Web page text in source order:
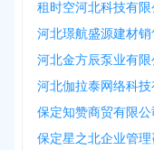
租时空河北科技有限
河北璟航盛源建材销
河北金方辰泵业有限
河北伽拉泰网络科技
保定知赞商贸有限公
保定星之北企业管理